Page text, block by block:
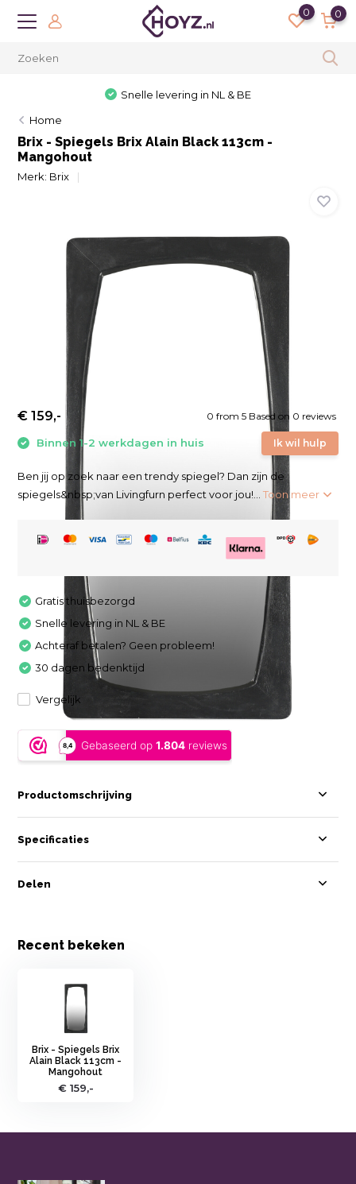
0 0
Snelle levering in NL & BE
Home
Brix - Spiegels Brix Alain Black 113cm -
Mangohout
Merk: Brix
0 from 5 Based on 0 reviews
Ik wil hulp
€ 159,-
Binnen 1-2 werkdagen in huis
Ben jij op zoek naar een trendy spiegel? Dan zijn de
spiegels&nbsp;van Livingfurn perfect voor jou!...Toon meer
Gratis thuisbezorgd
Snelle levering in NL & BE
Achteraf betalen? Geen probleem!
30 dagen bedenktijd
Vergelijk
Productomschrijving
Specificaties
Delen
Recent bekeken
Brix - Spiegels Brix
Alain Black 113cm -
Mangohout
€ 159,-